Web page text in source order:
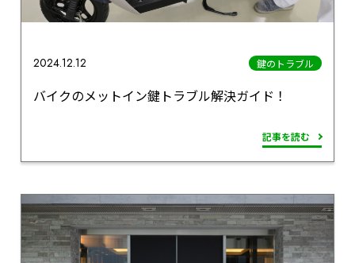
2024.12.12 鍵のトラブル
バイクのメットイン鍵トラブル解決ガイド！
記事を読む